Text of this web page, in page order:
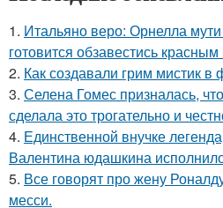
1. Итальяно веро: Орнелла
готовится обзавестись
2. Как создавали грим мистик
3. Селена Гомес призналась,
сделала это трогательно и
4. Единственной внучке
Валентина юдашкина
5. Все говорят про жену
месси.